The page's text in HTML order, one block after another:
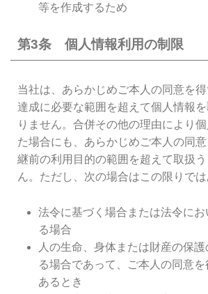
等を作成するため
第3条 個人情報利用の制限
当社は、あらかじめご本人の同意を
達成に必要な範囲を超えて個人情報
りません。合併その他の理由により
た場合にも、あらかじめご本人の同
継前の利用目的の範囲を超えて取扱
ん。ただし、次の場合はこの限りでは
法令に基づく場合または法令に
る場合
人の生命、身体または財産の保
る場合であって、ご本人の同意
あるとき